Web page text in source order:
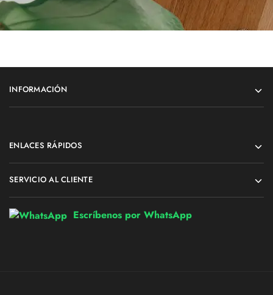
INFORMACIÓN
ENLACES RÁPIDOS
SERVICIO AL CLIENTE
Escríbenos por WhatsApp